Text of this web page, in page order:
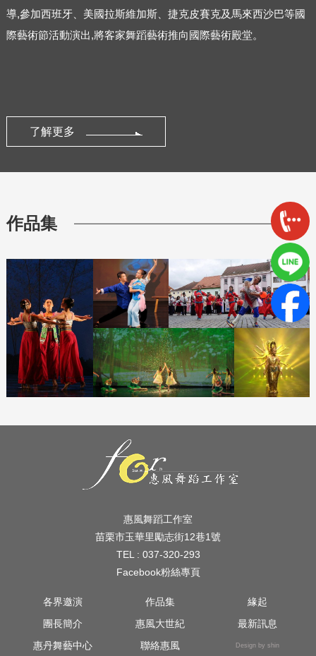
導,參加西班牙、美國拉斯維加斯、捷克皮賽克及馬來西沙巴等國
際藝術節活動演出,將客家舞蹈藝術推向國際藝術殿堂。
了解更多
作品集
惠風舞蹈工作室
苗栗市玉華里勵志街12巷1號
TEL : 037-320-293
Facebook粉絲專頁
各界邀演 作品集
緣起
團長簡介
惠風大世紀
最新訊息
惠丹舞藝中心
聯絡惠風 Design by shin